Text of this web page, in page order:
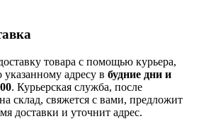
товара с помощью курьера,
адресу в будние дни и
. Курьерская служба, после
склад, свяжется с вами, предложит
доставки и уточнит адрес.